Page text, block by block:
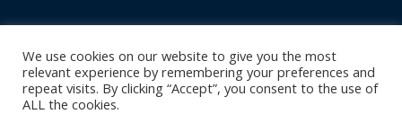
Contact
Diksmuidsesteenweg 396
We use cookies on our website to give you the most
relevant experience by remembering your preferences and
repeat visits. By clicking “Accept”, you consent to the use of
ALL the cookies.